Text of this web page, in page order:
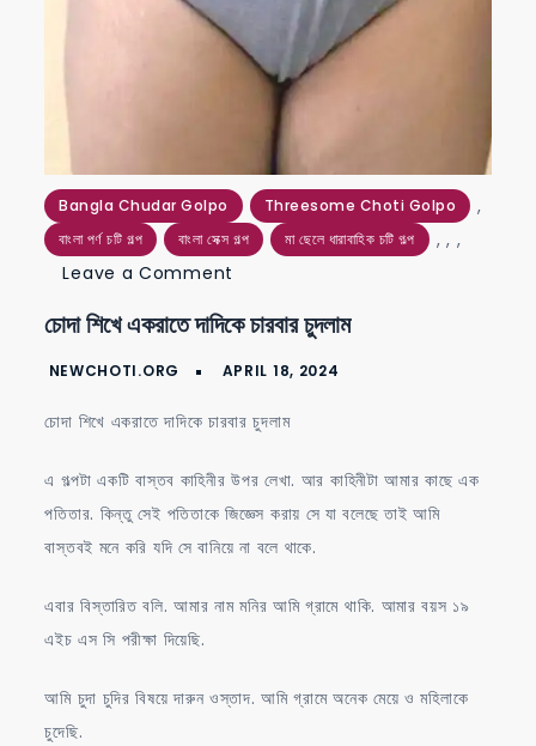
Bangla Chudar Golpo ,
Threesome Choti Golpo
,
বাংলা পর্ণ চটি গল্প ,
বাংলা সেক্স গল্প ,
মা ছেলে ধারাবাহিক চটি গল্প
Leave a Comment
শিখে
একরাতে
চারবার
চুদলাম
চোদা শিখে একরাতে দাদিকে চারবার চুদলাম
চোদা শিখে একরাতে দাদিকে চারবার চুদলাম
এ গল্পটা একটি বাস্তব কাহিনীর উপর লেখা. আর কাহিনীটা আমার কাছে এক
পতিতার. কিন্তু সেই পতিতাকে জিজ্ঞেস করায় সে যা বলেছে তাই আমি
বাস্তবই মনে করি যদি সে বানিয়ে না বলে থাকে.
এবার বিস্তারিত বলি. আমার নাম মনির আমি গ্রামে থাকি. আমার বয়স ১৯
এইচ এস সি পরীক্ষা দিয়েছি.
আমি চুদা চুদির বিষয়ে দারুন ওস্তাদ. আমি গ্রামে অনেক মেয়ে ও মহিলাকে
চুদেছি.